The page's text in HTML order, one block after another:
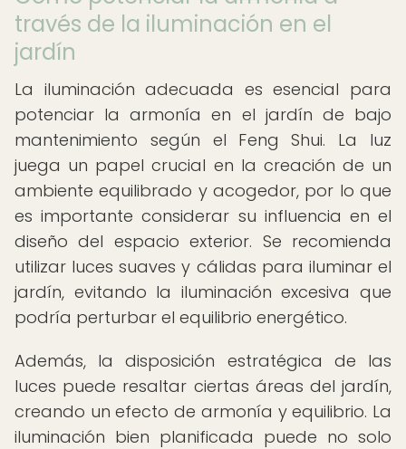
través de la iluminación en el
jardín
La iluminación adecuada es esencial para
potenciar la armonía en el jardín de bajo
mantenimiento según el Feng Shui. La luz
juega un papel crucial en la creación de un
ambiente equilibrado y acogedor, por lo que
es importante considerar su influencia en el
diseño del espacio exterior. Se recomienda
utilizar luces suaves y cálidas para iluminar el
jardín, evitando la iluminación excesiva que
podría perturbar el equilibrio energético.
Además, la disposición estratégica de las
luces puede resaltar ciertas áreas del jardín,
creando un efecto de armonía y equilibrio. La
iluminación bien planificada puede no solo